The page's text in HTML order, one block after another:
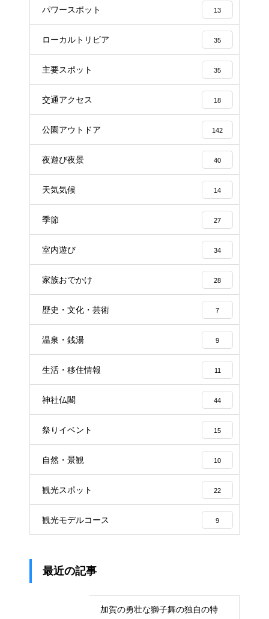
パワースポット 13
ローカルトリビア 35
主要スポット 35
交通アクセス 18
公園アウトドア 142
夜遊び夜景 40
天気気候 14
季節 27
室内遊び 34
家族おでかけ 28
歴史・文化・芸術 7
温泉・銭湯 9
生活・移住情報 11
神社仏閣 44
祭りイベント 15
自然・景観 10
観光スポット 22
観光モデルコース 9
最近の記事
加賀の勇壮な獅子舞の独自の特